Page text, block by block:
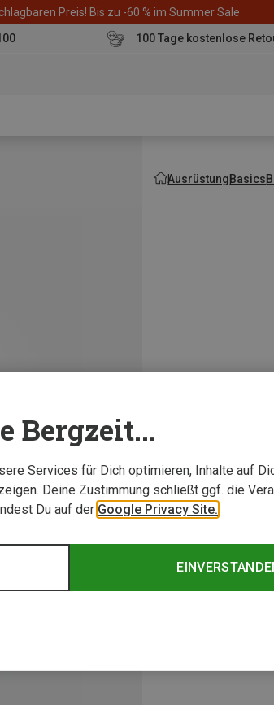
Preis! Bis zu -60 % im Summer Sale
100 Tage kostenlose
AusrüstungBasics
Bergzeit...
Services für Dich optimieren, Inhalte auf
Deine Zustimmung schließt ggf. die
Du auf der Google Privacy Site.